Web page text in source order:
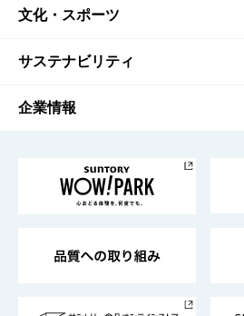
商品一覧
商品発売情報
栄養成分一覧
知る・楽しむTOP
キャンペーン
工場見学
地域情報
文化・スポーツ
文化・スポーツTOP
サントリーホール
サントリーサンバーズ大阪
サステナビリティ
サステナビリティTOP
サントリーが考えるサステナ
企業情報
企業概要